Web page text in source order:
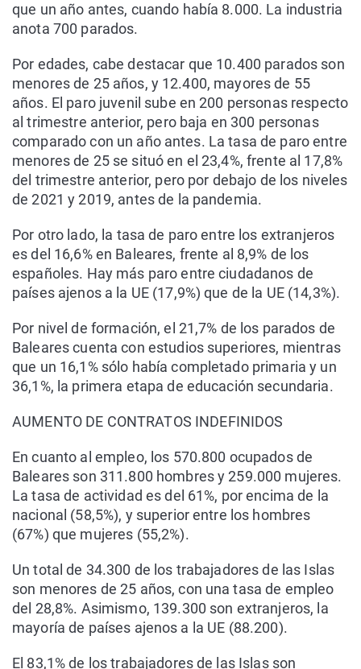
que un año antes, cuando había 8.000. La industria
anota 700 parados.
Por edades, cabe destacar que 10.400 parados son
menores de 25 años, y 12.400, mayores de 55
años. El paro juvenil sube en 200 personas respecto
al trimestre anterior, pero baja en 300 personas
comparado con un año antes. La tasa de paro entre
menores de 25 se situó en el 23,4%, frente al 17,8%
del trimestre anterior, pero por debajo de los niveles
de 2021 y 2019, antes de la pandemia.
Por otro lado, la tasa de paro entre los extranjeros
es del 16,6% en Baleares, frente al 8,9% de los
españoles. Hay más paro entre ciudadanos de
países ajenos a la UE (17,9%) que de la UE (14,3%).
Por nivel de formación, el 21,7% de los parados de
Baleares cuenta con estudios superiores, mientras
que un 16,1% sólo había completado primaria y un
36,1%, la primera etapa de educación secundaria.
AUMENTO DE CONTRATOS INDEFINIDOS
En cuanto al empleo, los 570.800 ocupados de
Baleares son 311.800 hombres y 259.000 mujeres.
La tasa de actividad es del 61%, por encima de la
nacional (58,5%), y superior entre los hombres
(67%) que mujeres (55,2%).
Un total de 34.300 de los trabajadores de las Islas
son menores de 25 años, con una tasa de empleo
del 28,8%. Asimismo, 139.300 son extranjeros, la
mayoría de países ajenos a la UE (88.200).
El 83,1% de los trabajadores de las Islas son